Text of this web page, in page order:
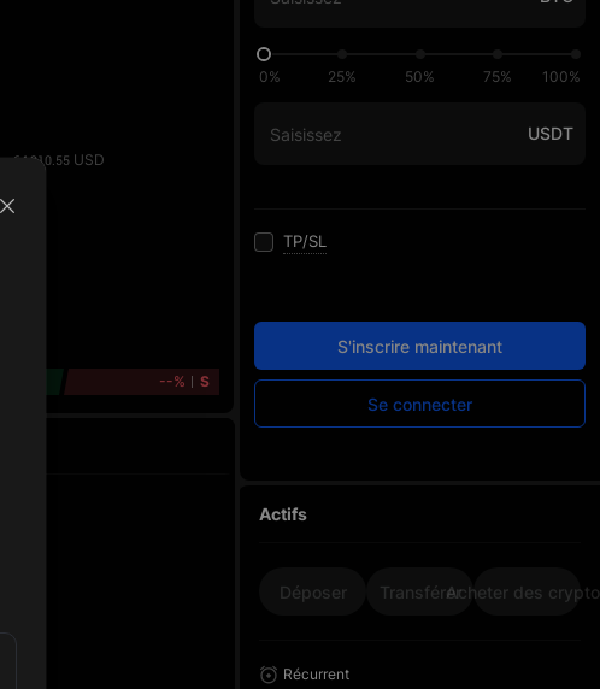
64,910.55 USD
--% S
0% 25% 50% 75% 100%
USDT
TP/SL
S'inscrire maintenant
Se connecter
Actifs
Déposer TransférerAcheter des
Récurrent